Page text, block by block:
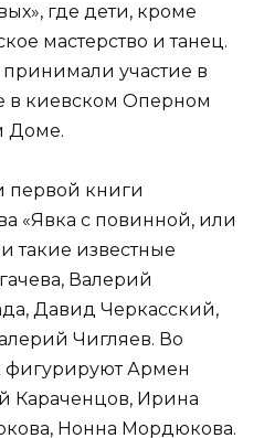
где дети, кроме
мастерство и танец.
участие в
в киевском Оперном
Доме.
первой книги
«Явка с повинной, или
такие известные
Валерий
Давид Черкасский,
Чигляев. Во
фигурируют Армен
Караченцов, Ирина
Нонна Мордюкова.